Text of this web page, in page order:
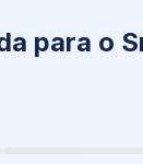
para o